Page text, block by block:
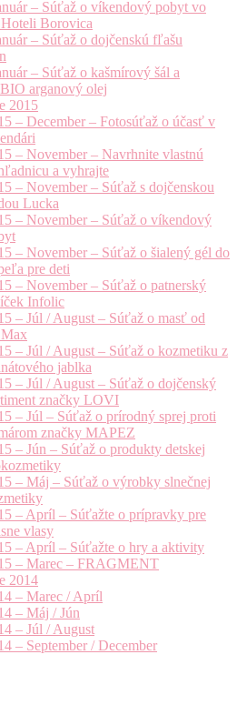
– Súťaž o víkendový pobyt vo
Borovica
– Súťaž o dojčenskú fľašu
– Súťaž o kašmírový šál a
arganový olej
2015
– December – Fotosúťaž o účasť v
– November – Navrhnite vlastnú
a vyhrajte
– November – Súťaž s dojčenskou
Lucka
– November – Súťaž o víkendový
– November – Súťaž o šialený gél do
pre deti
– November – Súťaž o patnerský
Infolic
– Júl / August – Súťaž o masť od
– Júl / August – Súťaž o kozmetiku z
jablka
– Júl / August – Súťaž o dojčenský
značky LOVI
– Júl – Súťaž o prírodný sprej proti
značky MAPEZ
– Jún – Súťaž o produkty detskej
– Máj – Súťaž o výrobky slnečnej
– Apríl – Súťažte o prípravky pre
vlasy
– Apríl – Súťažte o hry a aktivity
– Marec – FRAGMENT
2014
– Marec / Apríl
– Máj / Jún
– Júl / August
– September / December